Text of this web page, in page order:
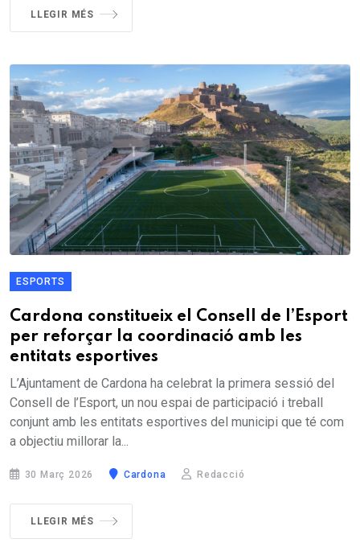
LLEGIR MÉS
ESPORTS
Cardona constitueix el Consell de l’Esport
per reforçar la coordinació amb les
entitats esportives
L’Ajuntament de Cardona ha celebrat la primera sessió del
Consell de l’Esport, un nou espai de participació i treball
conjunt amb les entitats esportives del municipi que té com
a objectiu millorar la...
30 Març 2026 Cardona Redacció
LLEGIR MÉS